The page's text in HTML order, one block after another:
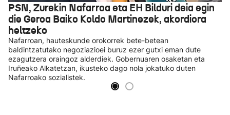
PSN, Zurekin Nafarroa eta EH Bilduri deia egin
die Geroa Baiko Koldo Martinezek, akordiora
heltzeko
Nafarroan, hauteskunde orokorrek bete-betean
baldintzatutako negoziazioei buruz ezer gutxi eman dute
ezagutzera oraingoz alderdiek. Gobernuaren osaketan eta
Iruñeako Alkatetzan, ikusteko dago nola jokatuko duten
Nafarroako sozialistek.